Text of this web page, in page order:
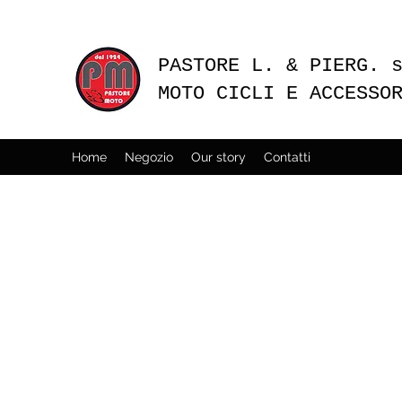
PASTORE L. &
MOTO CICLI E
Home Negozio Our story Contatti